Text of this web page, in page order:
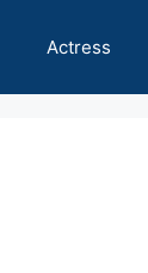
Actress